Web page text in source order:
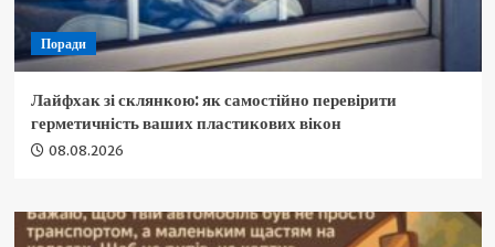
Поради
Лайфхак зі склянкою: як самостійно перевірити
герметичність ваших пластикових вікон
08.08.2026